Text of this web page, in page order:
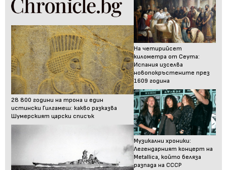
28 800 години на трона и един
истински Гилгамеш: какво разказва
Шумерският царски списък
На четирийсет
километра от Сеута:
Испания изселва
новопокръстените през
1609 година
Музикални хроники:
Легендарният концерт на
Metallica, който беляза
разпада на СССР